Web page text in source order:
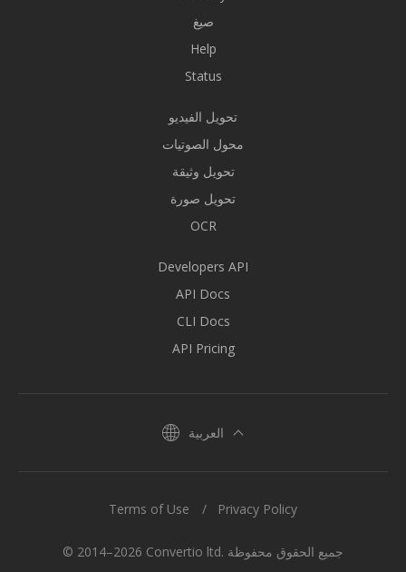
صيغ
Help
Status
تحويل الفيديو
محول الصوتيات
تحويل وثيقة
تحويل صورة
OCR
Developers API
API Docs
CLI Docs
API Pricing
العربية
© 2014–2026 Convertio ltd. جميع الحقوق محفوظة
Terms of Use Privacy Policy